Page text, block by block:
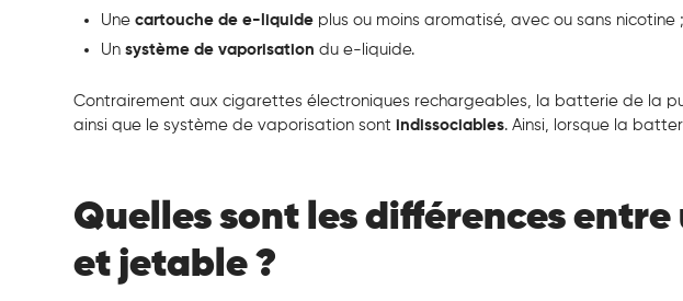
Unecartouche de e-liquide plus ou moins aromatisé, avec ou sans nicotine ;
Unsystème de vaporisationdu e-liquide.
Contrairement aux cigarettes électroniques rechargeables, la batterie de la
ainsi que le système de vaporisation sont indissociables. Ainsi, lorsque la
Quelles sont les différences
et jetable ?